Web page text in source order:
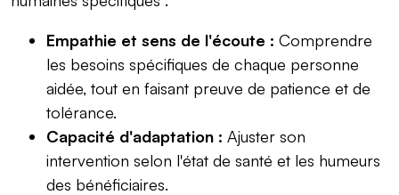
Empathie et sens de l'écoute : Comprendre
les besoins spécifiques de chaque personne
aidée, tout en faisant preuve de patience et de
tolérance.
Capacité d'adaptation : Ajuster son
intervention selon l'état de santé et les humeurs
des bénéficiaires.